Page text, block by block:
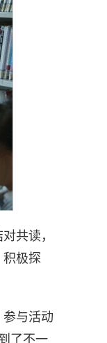
共读，
积极探
与活动
了不一